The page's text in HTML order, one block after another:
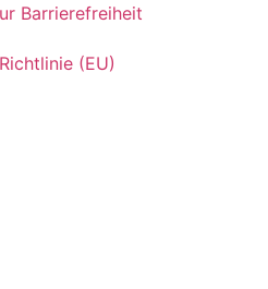
Barrierefreiheit
(EU)